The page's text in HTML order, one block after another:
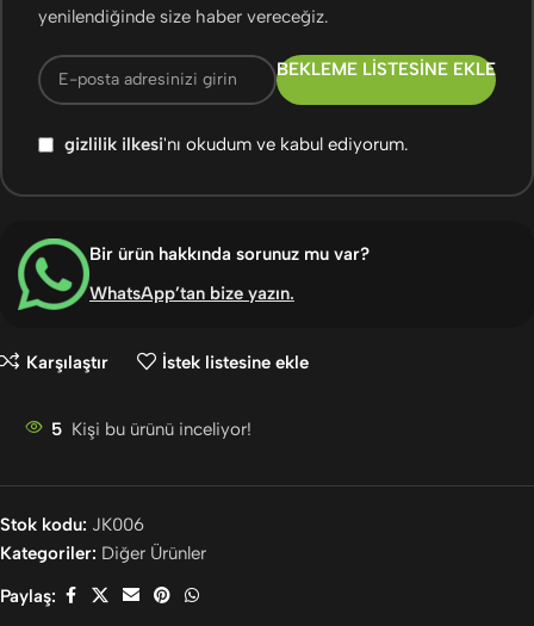
yenilendiğinde size haber vereceğiz.
BEKLEME LISTESINE EKLE
gizlilik ilkesi'nı okudum ve kabul ediyorum.
Bir ürün hakkında sorunuz mu var?
WhatsApp’tan bize yazın.
Karşılaştır İstek listesine ekle
5 Kişi bu ürünü inceliyor!
Stok kodu: JK006
Kategoriler: Diğer Ürünler
Paylaş: